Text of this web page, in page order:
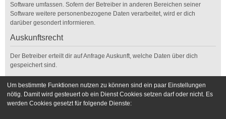
Software umfassen. Sofern der Betreiber in anderen Bereichen seiner
Software weitere personenbezogene Daten verarbeitet, wird er dich
darüber gesondert informieren.
Auskunftsrecht
Der Betreiber erteilt dir auf Anfrage Auskunft, welche Daten über dich
gespeichert sind.
Kontaktiere hierzu bitte den Betreiber.
Um bestimmte Funktionen nutzen zu können sind ein paar Einstellungen
nötig. Damit wird gesteuert ob ein Dienst Cookies setzen darf oder nicht. Es
werden Cookies gesetzt für folgende Dienste: